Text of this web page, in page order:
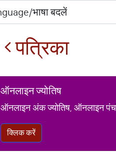
पत्रिका
ऑनलाइन ज्योतिष
ऑनलाइन अंक ज्योतिष, ऑनलाइन
क्लिक करें